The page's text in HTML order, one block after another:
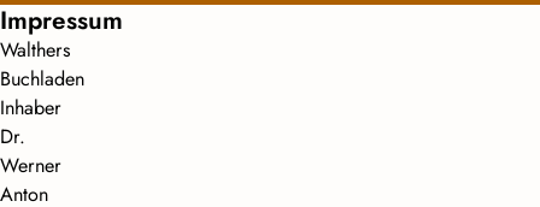
Impressum
Walthers
Buchladen
Inhaber
Dr.
Werner
Anton